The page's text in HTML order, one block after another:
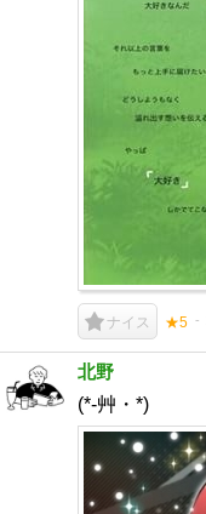
ナイス ★5
北野
(*-艸・*)